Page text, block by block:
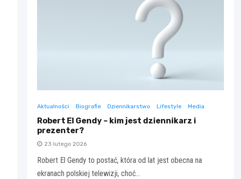
Aktualności Biografie Dziennikarstwo Lifestyle Media
Robert El Gendy – kim jest dziennikarz i
prezenter?
23 lutego 2026
Robert El Gendy to postać, która od lat jest obecna na
ekranach polskiej telewizji, choć…